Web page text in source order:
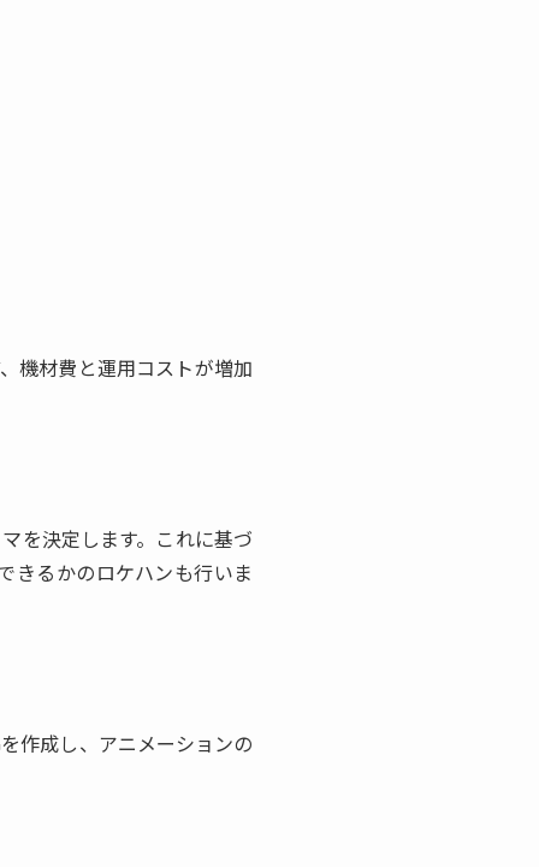
機材費と運用コストが増加
を決定します。これに基づ
きるかのロケハンも行いま
作成し、アニメーションの